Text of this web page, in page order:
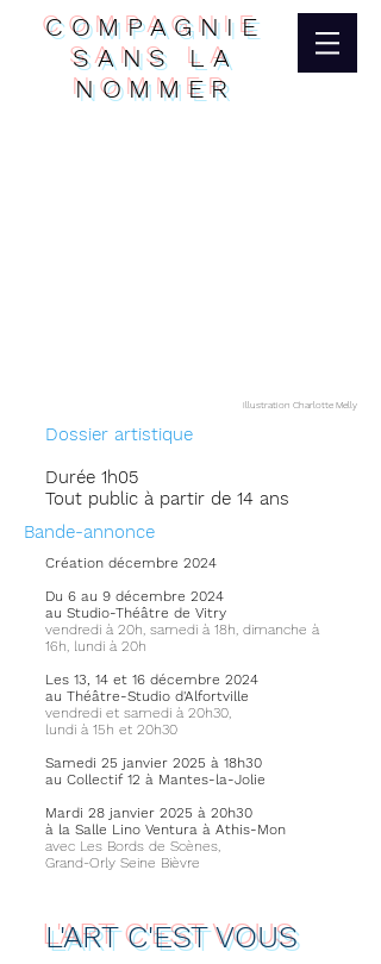
COMPAGNIE
SANS LA
NOMMER
Illustration Charlotte Melly
Dossier artistique
Durée 1h05
Tout public à partir de 14 ans
Bande-annonce
Création décembre 2024
Du 6 au 9 décembre 2024
au Studio-Théâtre de Vitry
vendredi à 20h, samedi à 18h, dimanche à
16h, lundi à 20h
Les 13, 14 et 16 décembre 2024
au Théâtre-Studio d'Alfortville​​
vendredi et samedi à 20h30,
lundi à 15h et 20h30
Samedi 25 janvier 2025 à 18h30
au Collectif 12 à Mantes-la-Jolie
Mardi 28 janvier 2025 à 20h30
à la Salle Lino Ventura à Athis-Mon
avec Les Bords de Scènes,
Grand-Orly Seine Bièvre​
L'ART C'EST VOUS